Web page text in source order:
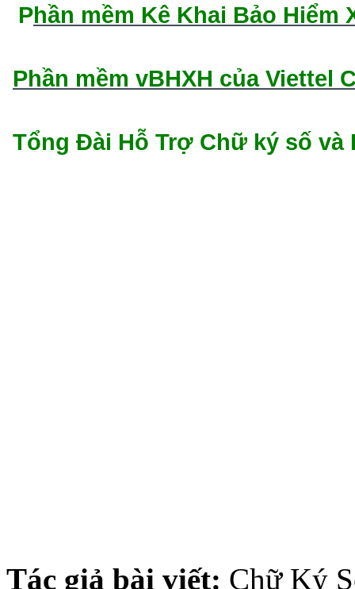
Phần mềm Kê Khai Bảo Hiểm
Phần mềm vBHXH của Viettel
Tổng Đài Hỗ Trợ Chữ ký số và
Tác giả bài viết: Chữ Ký